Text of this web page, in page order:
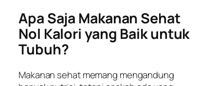
Apa Saja Makanan Sehat
Nol Kalori yang Baik untuk
Tubuh?
Makanan sehat memang mengandung